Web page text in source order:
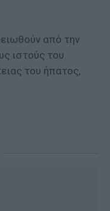
από την
ιστούς του
του ήπατος,